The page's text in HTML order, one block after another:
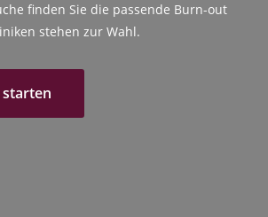
finden Sie die passende Burn-out
stehen zur Wahl.
starten